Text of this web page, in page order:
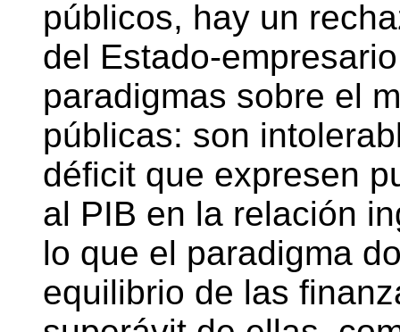
públicos, hay un
del Estado-
paradigmas sobre el
públicas: son
déficit que expresen
al PIB en la relación
lo que el paradigma
equilibrio de las